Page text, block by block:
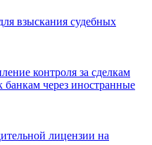
взыскания судебных
контроля за сделкам
банкам через иностранные
лицензии на